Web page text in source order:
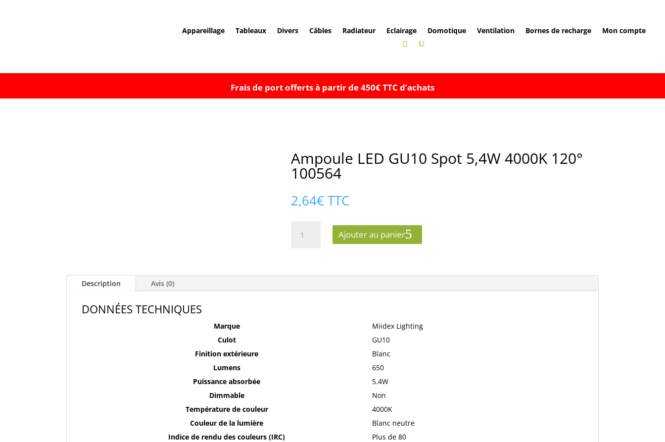
Appareillage Tableaux Divers Câbles Radiateur Eclairage Domotique Ventilation Bornes de recharge Mon compte
Frais de port offerts à partir de 450€ TTC d’achats
Ampoule LED GU10 Spot 5,4W 4000K 120°
100564
2,64€TTC
Ajouter au panier
Description Avis (0)
DONNÉES TECHNIQUES
Marque
Miidex Lighting
Culot
GU10
Finition extérieure
Blanc
Lumens
650
Puissance absorbée
5.4W
Dimmable
Non
Température de couleur
4000K
Couleur de la lumière
Blanc neutre
Indice de rendu des couleurs (IRC)
Plus de 80